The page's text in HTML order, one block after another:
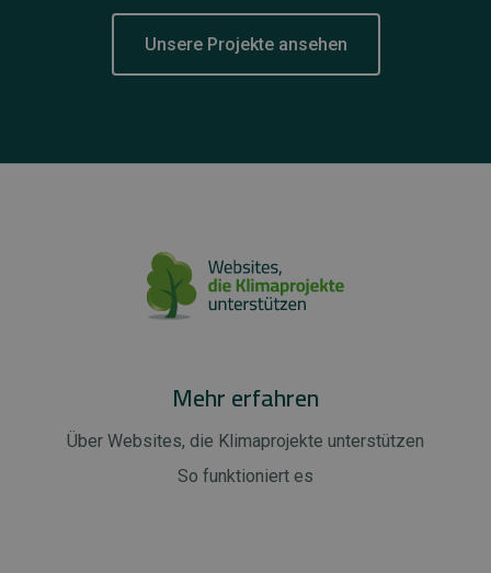
Unsere Projekte ansehen
Mehr erfahren
Über Websites, die Klimaprojekte unterstützen
So funktioniert es